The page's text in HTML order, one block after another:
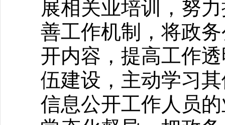
展相关业培训，努
善工作机制，将政
开内容，提高工作
伍建设，主动学习
信息公开工作人员